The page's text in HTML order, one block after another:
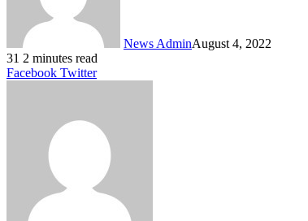
News AdminAugust 4, 2022
31 2 minutes read
Facebook TwitterLinkedIn
Tumblr
Pinterest
Reddit
VKontakte
Share
Print